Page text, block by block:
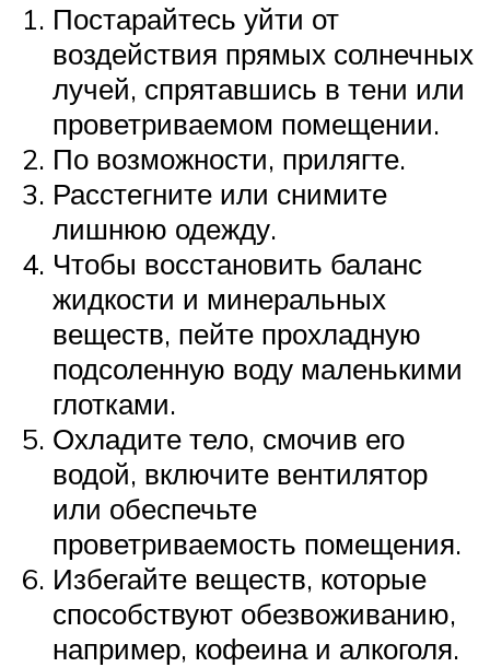
Постарайтесь уйти от
воздействия прямых солнечных
лучей, спрятавшись в тени или
проветриваемом помещении.
По возможности, прилягте.
Расстегните или снимите
лишнюю одежду.
Чтобы восстановить баланс
жидкости и минеральных
веществ, пейте прохладную
подсоленную воду маленькими
глотками.
Охладите тело, смочив его
водой, включите вентилятор
или обеспечьте
проветриваемость помещения.
Избегайте веществ, которые
способствуют обезвоживанию,
например, кофеина и алкоголя.